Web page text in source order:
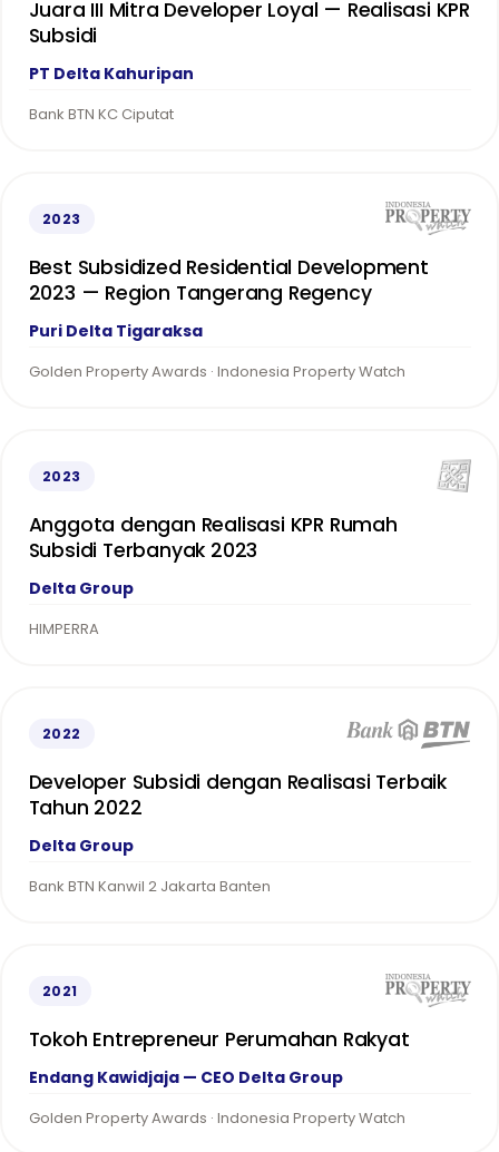
Juara III Mitra Developer Loyal — Realisasi KPR
Subsidi
PT Delta Kahuripan
Bank BTN KC Ciputat
2023
Best Subsidized Residential Development
2023 — Region Tangerang Regency
Puri Delta Tigaraksa
Golden Property Awards · Indonesia Property Watch
2023
Anggota dengan Realisasi KPR Rumah
Subsidi Terbanyak 2023
Delta Group
HIMPERRA
2022
Developer Subsidi dengan Realisasi Terbaik
Tahun 2022
Delta Group
Bank BTN Kanwil 2 Jakarta Banten
2021
Tokoh Entrepreneur Perumahan Rakyat
Endang Kawidjaja — CEO Delta Group
Golden Property Awards · Indonesia Property Watch